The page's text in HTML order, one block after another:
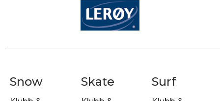
Snow Skate Surf